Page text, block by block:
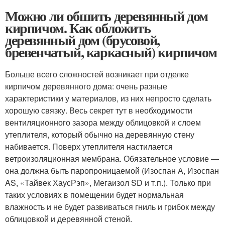
Можно ли обшить деревянный дом
кирпичом. Как обложить
деревянный дом (брусовой,
бревенчатый, каркасный) кирпичом
Больше всего сложностей возникает при отделке
кирпичом деревянного дома: очень разные
характеристики у материалов, из них непросто сделать
хорошую связку. Весь секрет тут в необходимости
вентиляционного зазора между облицовкой и слоем
утеплителя, который обычно на деревянную стену
набивается. Поверх утеплителя настилается
ветроизоляционная мембрана. Обязательное условие —
она должна быть паропроницаемой (Изоспан А, Изоспан
AS, «Тайвек ХаусРэп», Мегаизол SD и т.п.). Только при
таких условиях в помещении будет нормальная
влажность и не будет развиваться гниль и грибок между
облицовкой и деревянной стеной.